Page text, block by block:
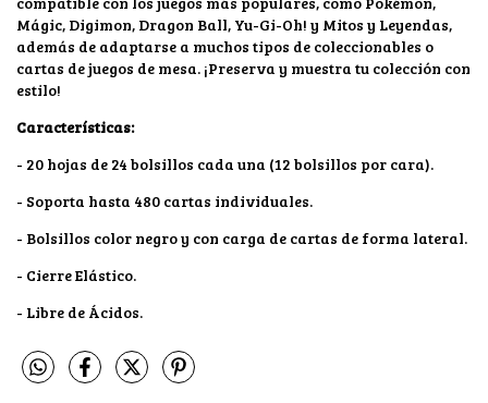
Mágic, Digimon, Dragon Ball, Yu-Gi-Oh! y Mitos y Leyendas,
además de adaptarse a muchos tipos de coleccionables o
cartas de juegos de mesa. ¡Preserva y muestra tu colección con
estilo!
Características:
- 20 hojas de 24 bolsillos cada una (12 bolsillos por cara).
- Soporta hasta 480 cartas individuales.
- Bolsillos color negro y con carga de cartas de forma lateral.
- Cierre Elástico.
- Libre de Ácidos.